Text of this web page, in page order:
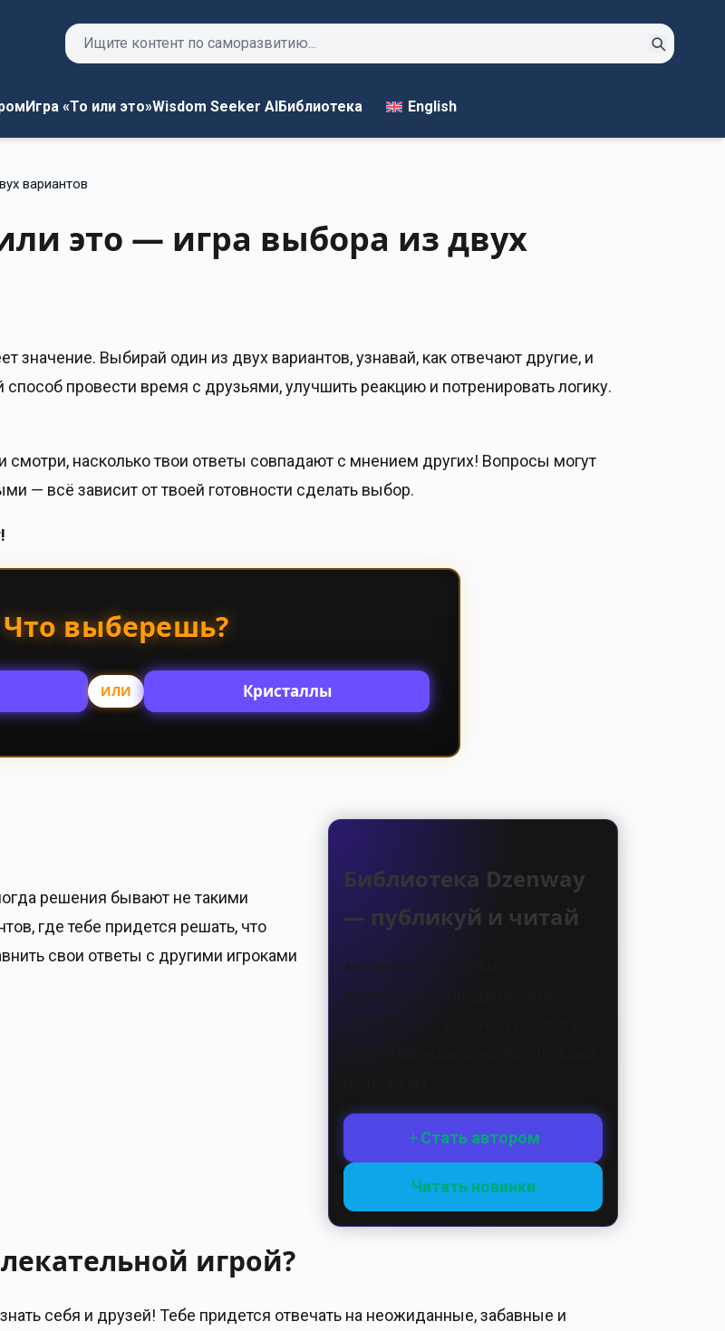
Поиск
Игра «То или это»Wisdom Seeker AIБиблиотека English
вариантов
это — игра выбора из двух
значение. Выбирай один из двух вариантов, узнавай, как отвечают другие, и
провести время с друзьями, улучшить реакцию и потренировать логику.
насколько твои ответы совпадают с мнением других! Вопросы могут
всё зависит от твоей готовности сделать выбор.
Что выберешь?
ИЛИ Кристаллы
Библиотека Dzenway
— публикуй и читай
Авторам — возможность
публикации и продвижения,
Стать автором
Читать новинки
решения бывают не такими
где тебе придется решать, что
свои ответы с другими игроками
игрой?
себя и друзей! Тебе придется отвечать на неожиданные, забавные и